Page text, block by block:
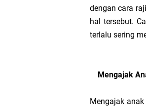
dengan cara
hal tersebut.
terlalu sering
Mengajak
Mengajak